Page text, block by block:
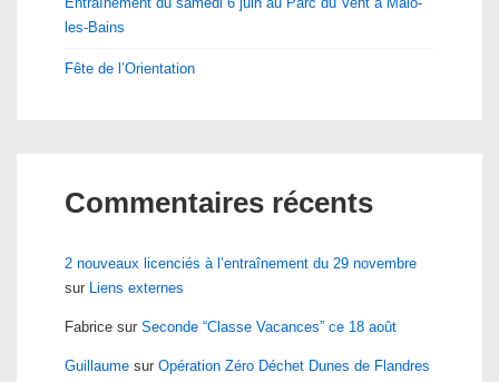
les-Bains
Fête de l’Orientation
Commentaires récents
2 nouveaux licenciés à l’entraînement du 29 novembre
sur Liens externes
Fabrice sur Seconde “Classe Vacances” ce 18 août
Guillaume sur Opération Zéro Déchet Dunes de Flandres